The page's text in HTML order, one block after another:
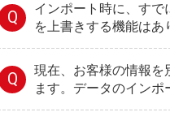
Q
インポート時に、すで
を上書きする機能はあ
Q
現在、お客様の情報を
ます。データのインポ